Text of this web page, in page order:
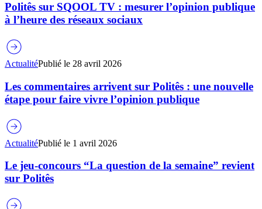
Politês sur SQOOL TV : mesurer l’opinion publique
à l’heure des réseaux sociaux
ActualitéPublié le 28 avril 2026
Les commentaires arrivent sur Politês : une nouvelle
étape pour faire vivre l’opinion publique
ActualitéPublié le 1 avril 2026
Le jeu-concours “La question de la semaine” revient
sur Politês